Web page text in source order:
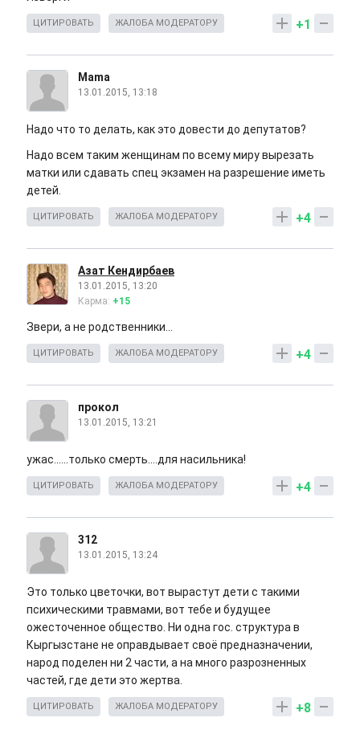
+1
ЦИТИРОВАТЬ ЖАЛОБА МОДЕРАТОРУ
Mama
13.01.2015, 13:18
Надо что то делать, как это довести до депутатов?
Надо всем таким женщинам по всему миру вырезать
матки или сдавать спец экзамен на разрешение иметь
детей.
+4
ЦИТИРОВАТЬ ЖАЛОБА МОДЕРАТОРУ
Азат Кендирбаев
13.01.2015, 13:20
Карма: +15
Звери, а не родственники...
+4
ЦИТИРОВАТЬ ЖАЛОБА МОДЕРАТОРУ
прокол
13.01.2015, 13:21
ужас......только смерть....для насильника!
+4
ЦИТИРОВАТЬ ЖАЛОБА МОДЕРАТОРУ
312
13.01.2015, 13:24
Это только цветочки, вот вырастут дети с такими
психическими травмами, вот тебе и будущее
ожесточенное общество. Ни одна гос. структура в
Кыргызстане не оправдывает своё предназначении,
народ поделен ни 2 части, а на много разрозненных
частей, где дети это жертва.
+8
ЦИТИРОВАТЬ ЖАЛОБА МОДЕРАТОРУ